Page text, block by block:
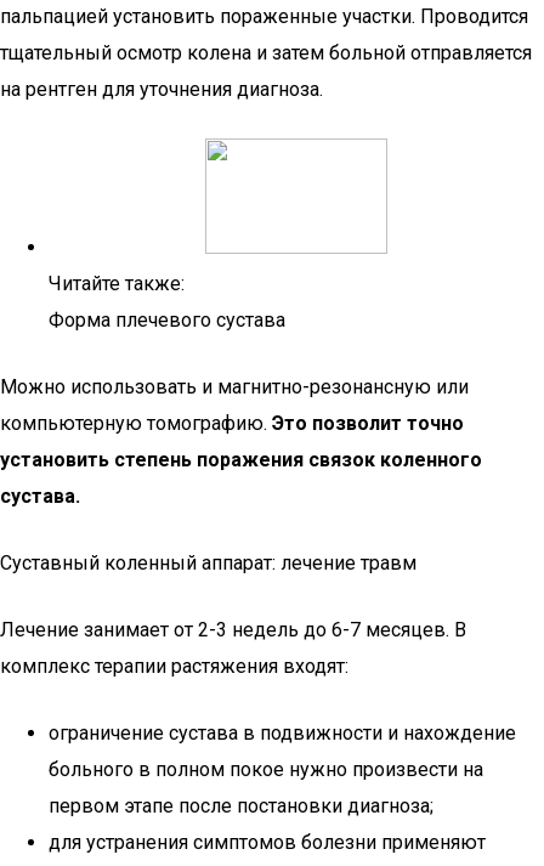
пальпацией установить пораженные участки. Проводится
тщательный осмотр колена и затем больной отправляется
на рентген для уточнения диагноза.
Читайте также:
Форма плечевого сустава
Можно использовать и магнитно-резонансную или
компьютерную томографию. Это позволит точно
установить степень поражения связок коленного
сустава.
Суставный коленный аппарат: лечение травм
Лечение занимает от 2-3 недель до 6-7 месяцев. В
комплекс терапии растяжения входят:
ограничение сустава в подвижности и нахождение
больного в полном покое нужно произвести на
первом этапе после постановки диагноза;
для устранения симптомов болезни применяют